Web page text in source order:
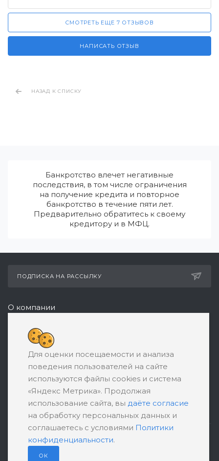
СМОТРЕТЬ ЕЩЕ 7 ОТЗЫВОВ
НАПИСАТЬ ОТЗЫВ
НАЗАД К СПИСКУ
Банкротство влечет негативные
последствия, в том числе ограничения
на получение кредита и повторное
банкротство в течение пяти лет.
Предварительно обратитесь к своему
кредитору и в МФЦ.
ПОДПИСКА НА РАССЫЛКУ
О компании
Реквизиты
+7 (495) 532-05-11
ЗАКАЗАТЬ ЗВОНОК
support@ratingbankrotstva.ru
111398, Москва, ул. Плеханова, д. 30,
абонентский ящик №5
ПОЛИТИКА КОНФИДЕНЦИАЛЬНОСТИ
ПОЛЬЗОВАТЕЛЬСКОЕ СОГЛАШЕНИЕ
Для оценки посещаемости и анализа
поведения пользователей на сайте
используются файлы cookies и система
«Яндекс Метрика». Продолжая
использование сайта, вы даёте согласие
на обработку персональных данных и
соглашаетесь с условиями Политики
конфиденциальности.
ОК